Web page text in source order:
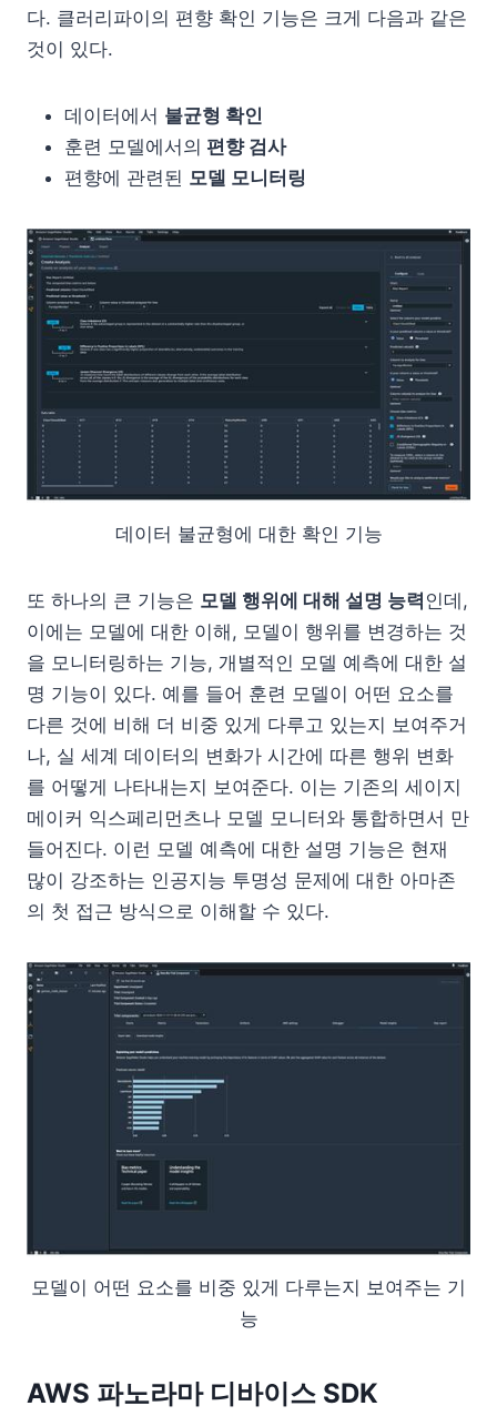
다. 클러리파이의 편향 확인 기능은 크게 다음과 같은
것이 있다.
데이터에서 불균형 확인
훈련 모델에서의 편향 검사
편향에 관련된 모델 모니터링
데이터 불균형에 대한 확인 기능
또 하나의 큰 기능은 모델 행위에 대해 설명 능력 인데,
이에는 모델에 대한 이해, 모델이 행위를 변경하는 것
을 모니터링하는 기능, 개별적인 모델 예측에 대한 설
명 기능이 있다. 예를 들어 훈련 모델이 어떤 요소를
다른 것에 비해 더 비중 있게 다루고 있는지 보여주거
나, 실 세계 데이터의 변화가 시간에 따른 행위 변화
를 어떻게 나타내는지 보여준다. 이는 기존의 세이지
메이커 익스페리먼츠나 모델 모니터와 통합하면서 만
들어진다. 이런 모델 예측에 대한 설명 기능은 현재
많이 강조하는 인공지능 투명성 문제에 대한 아마존
의 첫 접근 방식으로 이해할 수 있다.
모델이 어떤 요소를 비중 있게 다루는지 보여주는 기
능
AWS 파노라마 디바이스 SDK